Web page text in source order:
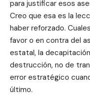
para justificar esos
Creo que esa es la
haber reforzado.
favor o en contra del
estatal, la
destrucción, no de
error estratégico
último.